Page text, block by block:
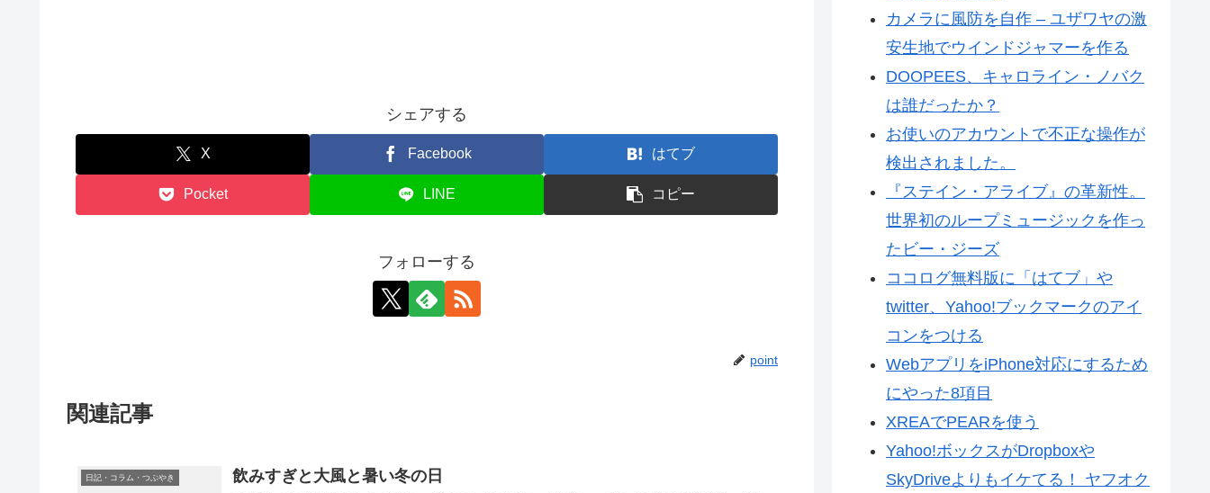
シェアする
X Facebook はてブ
Pocket LINE コピー
フォローする
point
関連記事
日記・コラム・つぶやき 飲みすぎと大風と暑い冬の日
カメラに風防を自作 – ユザワヤの激
安生地でウインドジャマーを作る
DOOPEES、キャロライン・ノバク
は誰だったか？
お使いのアカウントで不正な操作が
検出されました。
『ステイン・アライブ』の革新性。
世界初のループミュージックを作っ
たビー・ジーズ
ココログ無料版に「はてブ」や
twitter、Yahoo!ブックマークのアイ
コンをつける
WebアプリをiPhone対応にするため
にやった8項目
XREAでPEARを使う
Yahoo!ボックスがDropboxや
SkyDriveよりもイケてる！ ヤフオク